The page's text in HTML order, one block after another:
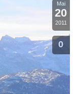
Mai
20
2011
0